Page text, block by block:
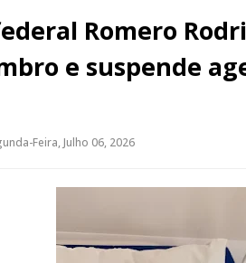
Romero
e suspende
Feira, Julho 06, 2026